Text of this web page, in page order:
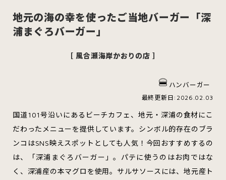
スイーツ ハンバーガー
すべてのカテゴリをみる
青森市 五所川原市 つがる市
地元の海の幸を使ったご当地バーガー「深
浦まぐろバーガー」
［ 風合瀬海岸かおりの店 ］
ハンバーガー
最終更新日:2026.02.03
国道101号沿いにあるビーチカフェ、地元・深浦の食材にこ
だわったメニューを提供しています。シンボル的存在のブラ
ンコはSNS映えスポットとしても人気！今回おすすめするの
は、「深浦まぐろバーガー」。パテに使うのはお肉ではな
く、深浦産の本マグロを使用。サルサソースには、地元産ト